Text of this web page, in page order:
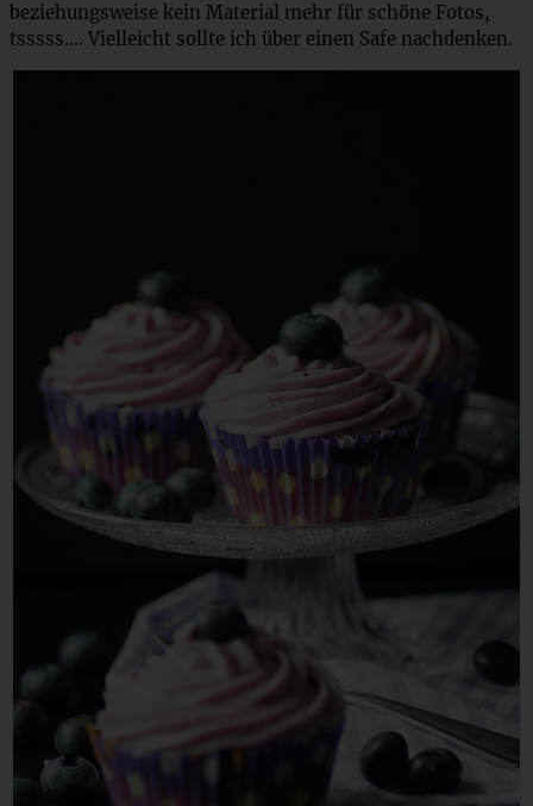
beziehungsweise kein Material mehr für schöne Fotos,
tsssss…. Vielleicht sollte ich über einen Safe nachdenken.